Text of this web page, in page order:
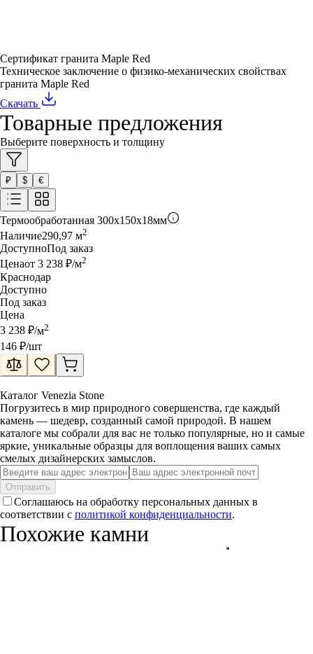
Сертификат гранита Maple Red
Техническое заключение о физико-механических свойствах
гранита Maple Red
Скачать
Товарные предложения
Выберите поверхность и толщину
₽ $ €
Термообработанная 300x150x18мм
Наличие290,97 м2
ДоступноПод заказ
Ценаот 3 238 ₽/м2
Краснодар
Доступно
Под заказ
Цена
3 238 ₽/м2
146 ₽/шт
Каталог Venezia Stone
Погрузитесь в мир природного совершенства, где каждый
камень — шедевр, созданный самой природой. В нашем
каталоге мы собрали для вас не только популярные, но и самые
яркие, уникальные образцы для воплощения ваших самых
смелых дизайнерских замыслов.
Отправить
Соглашаюсь на обработку персональных данных в
соответствии с политикой конфиденциальности.
Похожие камни